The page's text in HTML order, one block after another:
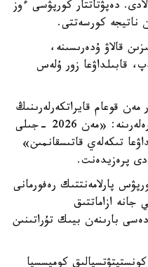
دەپۋتاتتار كورپۋسى ءوز
ناتيجە كورسەتتى.
قالاۋ ۇدەرىسىنە،
قابىلداۋعا زور ۇلەس
قوعام قايراتكەرلەرىنىڭ
كەلەسى بۋىنىنا، بالالارى مەن نەمەرەلەرىنە: «مەن 2026 -جىلى
تىكەلەي قاتىسقانمىن»
پرەزيدەنت.
پارلامەنتتىك رەفورمانى
ازاماتتىق
بارىنەن بيىك تۇراتىنىن
كوميسسيا